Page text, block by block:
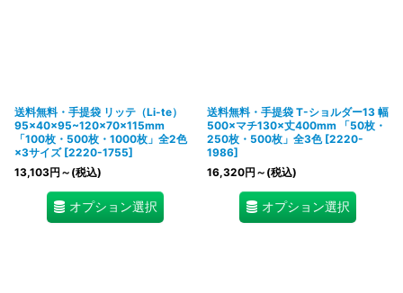
送料無料・手提袋 リッテ（Li-te）
95×40×95~120×70×115mm
「100枚・500枚・1000枚」全2色
×3サイズ [2220-1755]
13,103円 ～ (税込)
オプション選択
送料無料・手提袋 T-ショルダー13 幅
500×マチ130×丈400mm 「50枚・
250枚・500枚」全3色 [2220-
1986]
16,320円 ～ (税込)
オプション選択